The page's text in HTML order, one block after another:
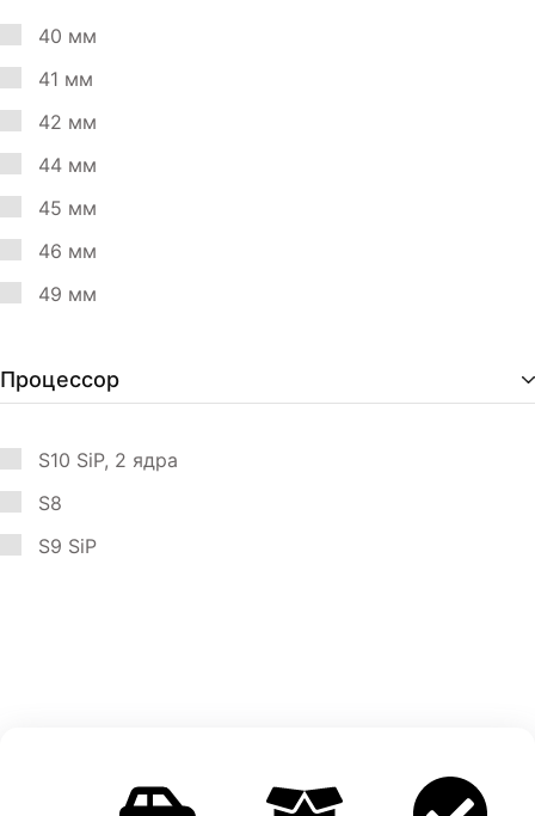
40 мм
41 мм
42 мм
44 мм
45 мм
46 мм
49 мм
Процессор
S10 SiP, 2 ядра
S8
S9 SiP